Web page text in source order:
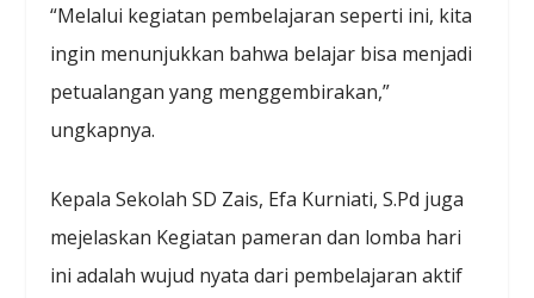
“Melalui kegiatan pembelajaran seperti ini, kita
ingin menunjukkan bahwa belajar bisa menjadi
petualangan yang menggembirakan,”
ungkapnya.
Kepala Sekolah SD Zais, Efa Kurniati, S.Pd juga
mejelaskan Kegiatan pameran dan lomba hari
ini adalah wujud nyata dari pembelajaran aktif